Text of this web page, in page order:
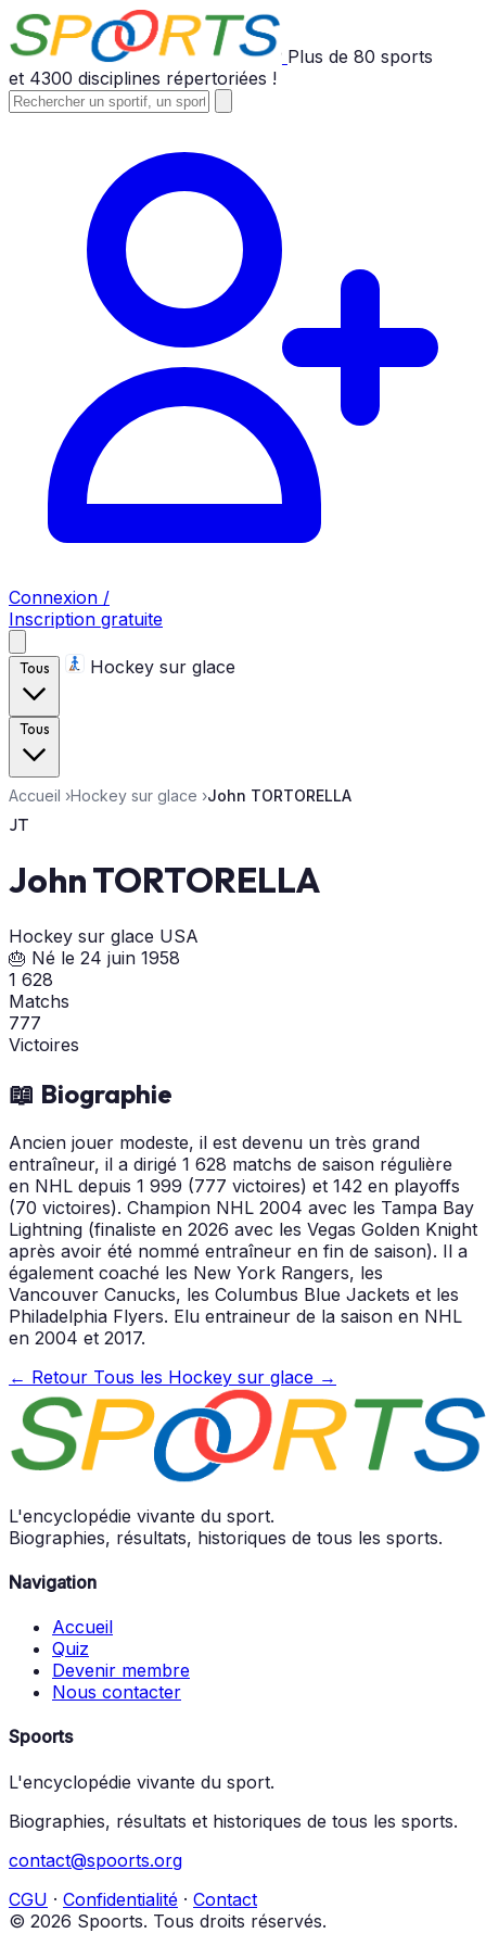
Plus de 80 sports
et 4300 disciplines répertoriées !
Connexion /
Inscription gratuite
Tous Hockey sur glace
Tous
Accueil ›Hockey sur glace ›John TORTORELLA
JT
John TORTORELLA
Hockey sur glace USA
🎂 Né le 24 juin 1958
1 628
Matchs
777
Victoires
📖 Biographie
Ancien jouer modeste, il est devenu un très grand
entraîneur, il a dirigé 1 628 matchs de saison régulière
en NHL depuis 1 999 (777 victoires) et 142 en playoffs
(70 victoires). Champion NHL 2004 avec les Tampa Bay
Lightning (finaliste en 2026 avec les Vegas Golden Knight
après avoir été nommé entraîneur en fin de saison). Il a
également coaché les New York Rangers, les
Vancouver Canucks, les Columbus Blue Jackets et les
Philadelphia Flyers. Elu entraineur de la saison en NHL
en 2004 et 2017.
← Retour Tous les Hockey sur glace →
L'encyclopédie vivante du sport.
Biographies, résultats, historiques de tous les sports.
Navigation
Accueil
Quiz
Devenir membre
Nous contacter
Spoorts
L'encyclopédie vivante du sport.
Biographies, résultats et historiques de tous les sports.
contact@spoorts.org
CGU · Confidentialité · Contact
© 2026 Spoorts. Tous droits réservés.